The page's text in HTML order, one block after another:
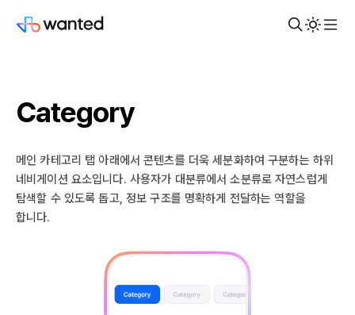
Category
메인 카테고리 탭 아래에서 콘텐츠를 더욱 세분화하여 구분하는 하위
네비게이션 요소입니다. 사용자가 대분류에서 소분류로 자연스럽게
탐색할 수 있도록 돕고, 정보 구조를 명확하게 전달하는 역할을
합니다.